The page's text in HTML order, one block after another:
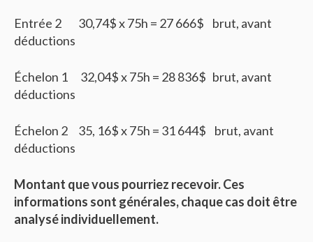
Entrée 2 30,74$ x 75h = 27 666$ brut, avant
déductions
Échelon 1 32,04$ x 75h = 28 836$ brut, avant
déductions
Échelon 2 35, 16$ x 75h = 31 644$ brut, avant
déductions
Montant que vous pourriez recevoir. Ces
informations sont générales, chaque cas doit être
analysé individuellement.